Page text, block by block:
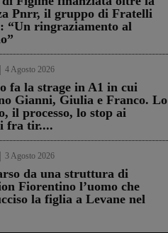
Pnrr, il gruppo di Fratelli
“Un ringraziamento al
4 Agosto 2026
fa la strage in A1 in cui
Gianni, Giulia e Franco. Lo
il processo, lo stop ai
fra tir....
3 Agosto 2026
da una struttura di
Fiorentino l’uomo che
la figlia a Levane nel